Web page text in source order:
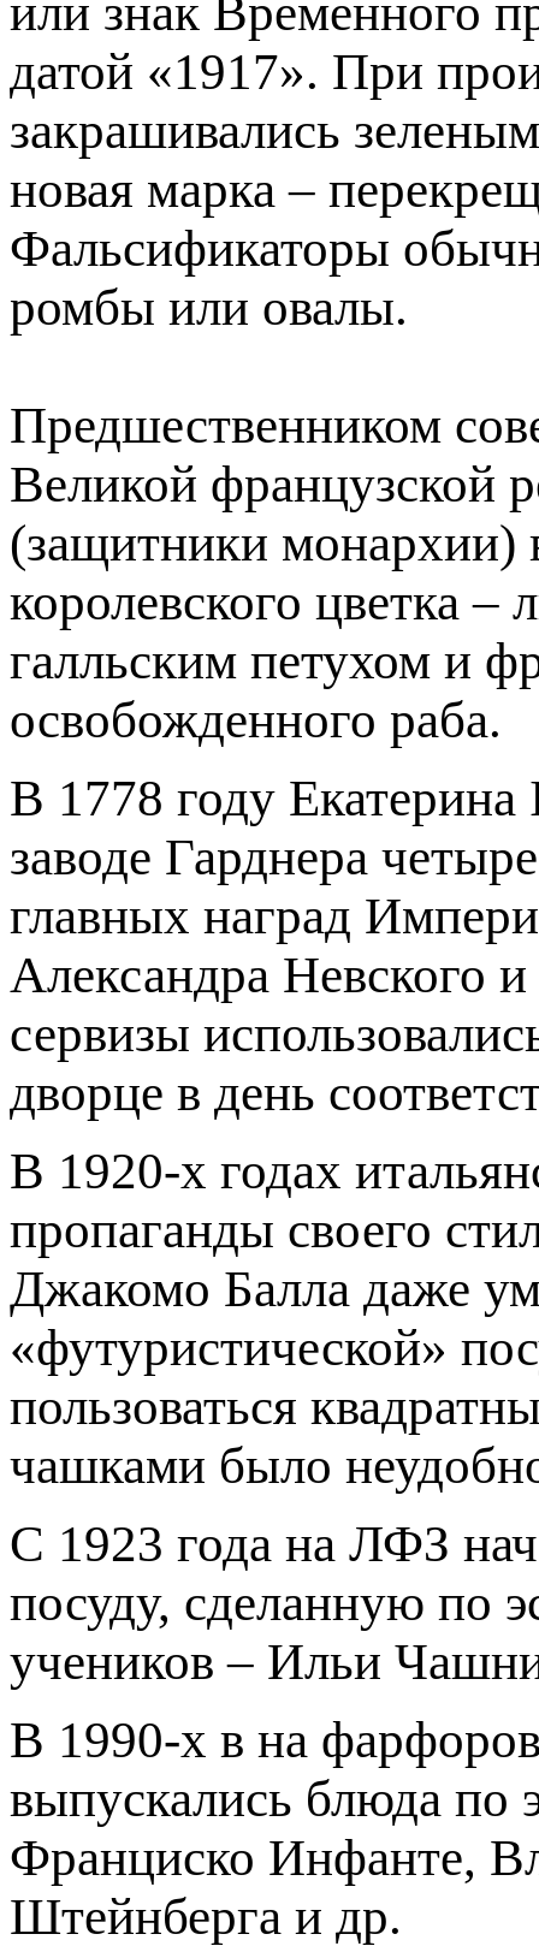
или знак Временного
датой «1917». При
закрашивались
новая марка –
Фальсификаторы
ромбы или овалы.
Предшественником
Великой французской
(защитники монархии)
королевского цветка
галльским петухом и
освобожденного раба.
В 1778 году Екатерина
заводе Гарднера
главных наград
Александра Невского
сервизы
дворце в день
В 1920-х годах
пропаганды своего
Джакомо Балла даже
«футуристической»
пользоваться
чашками было
С 1923 года на ЛФЗ
посуду, сделанную по
учеников – Ильи
В 1990-х в на
выпускались блюда по
Франциско Инфанте,
Штейнберга и др.